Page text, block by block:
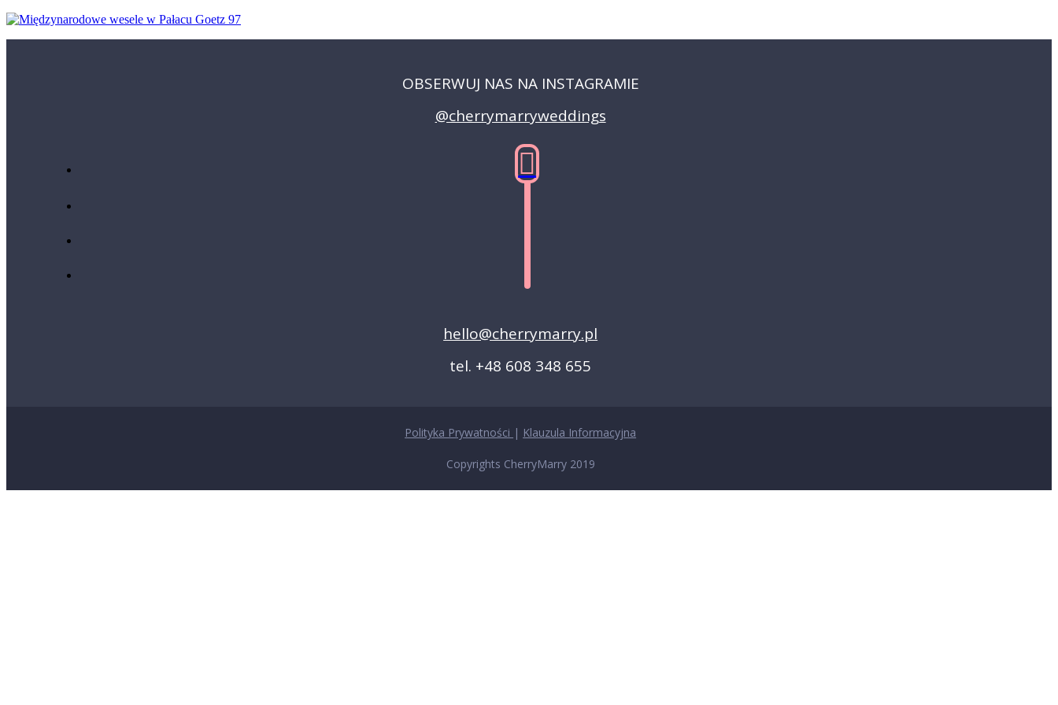
OBSERWUJ NAS NA INSTAGRAMIE
@cherrymarryweddings
hello@cherrymarry.pl
tel. +48 608 348 655
Polityka Prywatności | Klauzula Informacyjna
Copyrights CherryMarry 2019